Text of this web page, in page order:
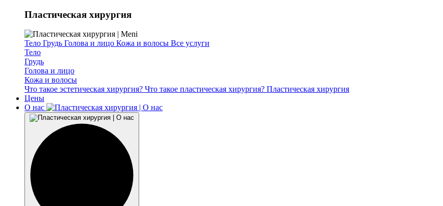
Пластическая хирургия
Тело Грудь Голова и лицо Кожа и волосы Все услуги
Тело
Грудь
Голова и лицо
Кожа и волосы
Что такое эстетическая хирургия? Что такое пластическая хирургия? Пластическая хирургия
Цены
О нас